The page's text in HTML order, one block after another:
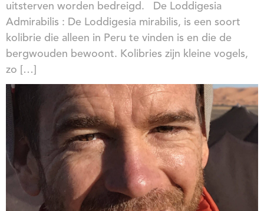
uitsterven worden bedreigd. De Loddigesia
Admirabilis : De Loddigesia mirabilis, is een soort
kolibrie die alleen in Peru te vinden is en die de
bergwouden bewoont. Kolibries zijn kleine vogels,
zo […]